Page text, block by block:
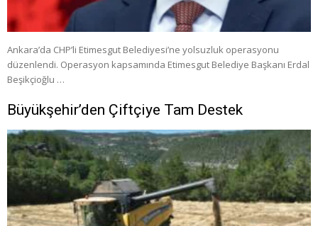
Ankara’da CHP’li Etimesgut Belediyesi’ne yolsuzluk operasyonu
düzenlendi. Operasyon kapsamında Etimesgut Belediye Başkanı Erdal
Beşikçioğlu …
Büyükşehir’den Çiftçiye Tam Destek